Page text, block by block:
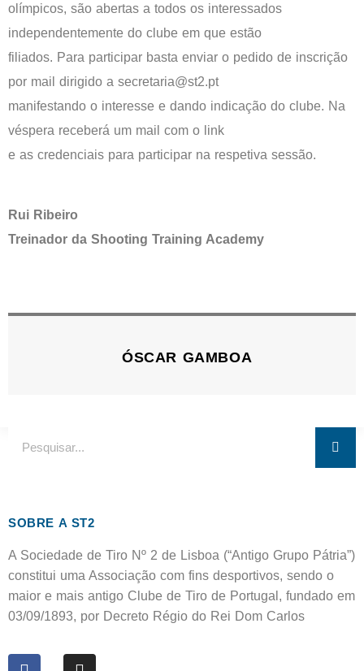
olímpicos, são abertas a todos os interessados
independentemente do clube em que estão
filiados. Para participar basta enviar o pedido de inscrição
por mail dirigido a secretaria@st2.pt
manifestando o interesse e dando indicação do clube. Na
véspera receberá um mail com o link
e as credenciais para participar na respetiva sessão.
Rui Ribeiro
Treinador da Shooting Training Academy
ÓSCAR GAMBOA
SOBRE A ST2
A Sociedade de Tiro Nº 2 de Lisboa (“Antigo Grupo Pátria”)
constitui uma Associação com fins desportivos, sendo o
maior e mais antigo Clube de Tiro de Portugal, fundado em
03/09/1893, por Decreto Régio do Rei Dom Carlos